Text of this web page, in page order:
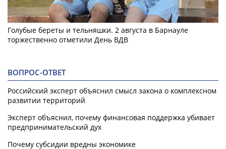
Голубые береты и тельняшки. 2 августа в Барнауле
торжественно отметили День ВДВ
ВОПРОС-ОТВЕТ
Российский эксперт объяснил смысл закона о комплексном
развитии территорий
Эксперт объяснил, почему финансовая поддержка убивает
предпринимательский дух
Почему субсидии вредны экономике